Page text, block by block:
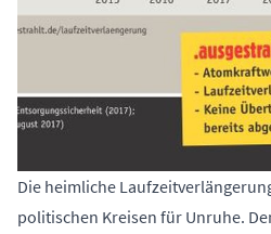
Die heimliche
politischen Kreisen für Unruhe.